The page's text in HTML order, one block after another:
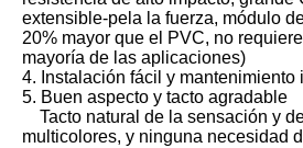
extensible-pela la fuerza, módulo
20% mayor que el PVC, no
mayoría de las aplicaciones)
4. Instalación fácil y mantenimiento
5. Buen aspecto y tacto agradable
Tacto natural de la sensación y
multicolores, y ninguna necesidad